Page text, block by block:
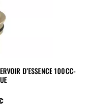
D’ESSENCE 100CC-